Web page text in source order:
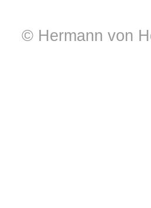
© Hermann von